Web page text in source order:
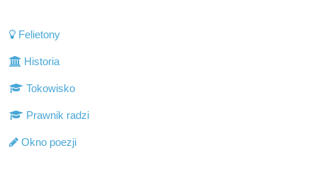
Felietony
Historia
Tokowisko
Prawnik radzi
Okno poezji